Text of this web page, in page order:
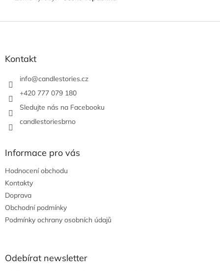
Kontakt
info@candlestories.cz
+420 777 079 180
Sledujte nás na Facebooku
candlestoriesbrno
Informace pro vás
Hodnocení obchodu
Kontakty
Doprava
Obchodní podmínky
Podmínky ochrany osobních údajů
Odebírat newsletter